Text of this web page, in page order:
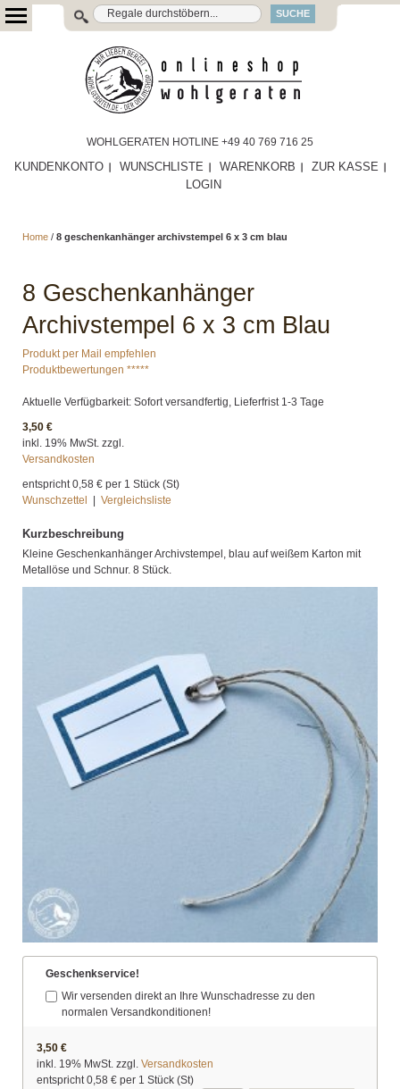
SUCHE
WOHLGERATEN HOTLINE +49 40 769 716 25
KUNDENKONTO WUNSCHLISTE WARENKORB
ZUR KASSE
LOGIN
Home / 8 geschenkanhänger archivstempel 6 x 3 cm blau
8 Geschenkanhänger
Archivstempel 6 x 3 cm Blau
Produkt per Mail empfehlen
Produktbewertungen *****
Aktuelle Verfügbarkeit: Sofort versandfertig, Lieferfrist 1-3 Tage
3,50 €
inkl. 19% MwSt. zzgl.
Versandkosten
entspricht0,58 € per 1 Stück (St)
Wunschzettel
Vergleichsliste
Kurzbeschreibung
Kleine Geschenkanhänger Archivstempel, blau auf weißem Karton mit
Metallöse und Schnur. 8 Stück.
Geschenkservice!
Wir versenden direkt an Ihre Wunschadresse zu den
normalen Versandkonditionen!
3,50 €
inkl. 19% MwSt. zzgl. Versandkosten
entspricht0,58 € per 1 Stück (St)